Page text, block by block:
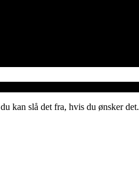
kan slå det fra, hvis du ønsker det.